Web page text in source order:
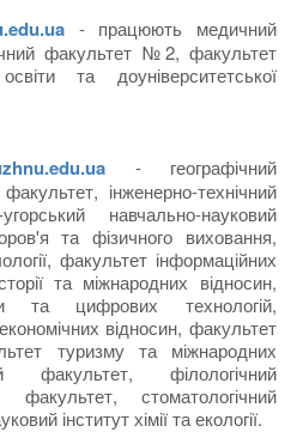
- працюють медичний
факультет №2, факультет
та доуніверситетської
- географічний
інженерно-технічний
навчально-науковий
та фізичного виховання,
факультет інформаційних
та міжнародних відносин,
та цифрових технологій,
відносин, факультет
туризму та міжнародних
факультет, філологічний
стоматологічний
інститут хімії та екології.